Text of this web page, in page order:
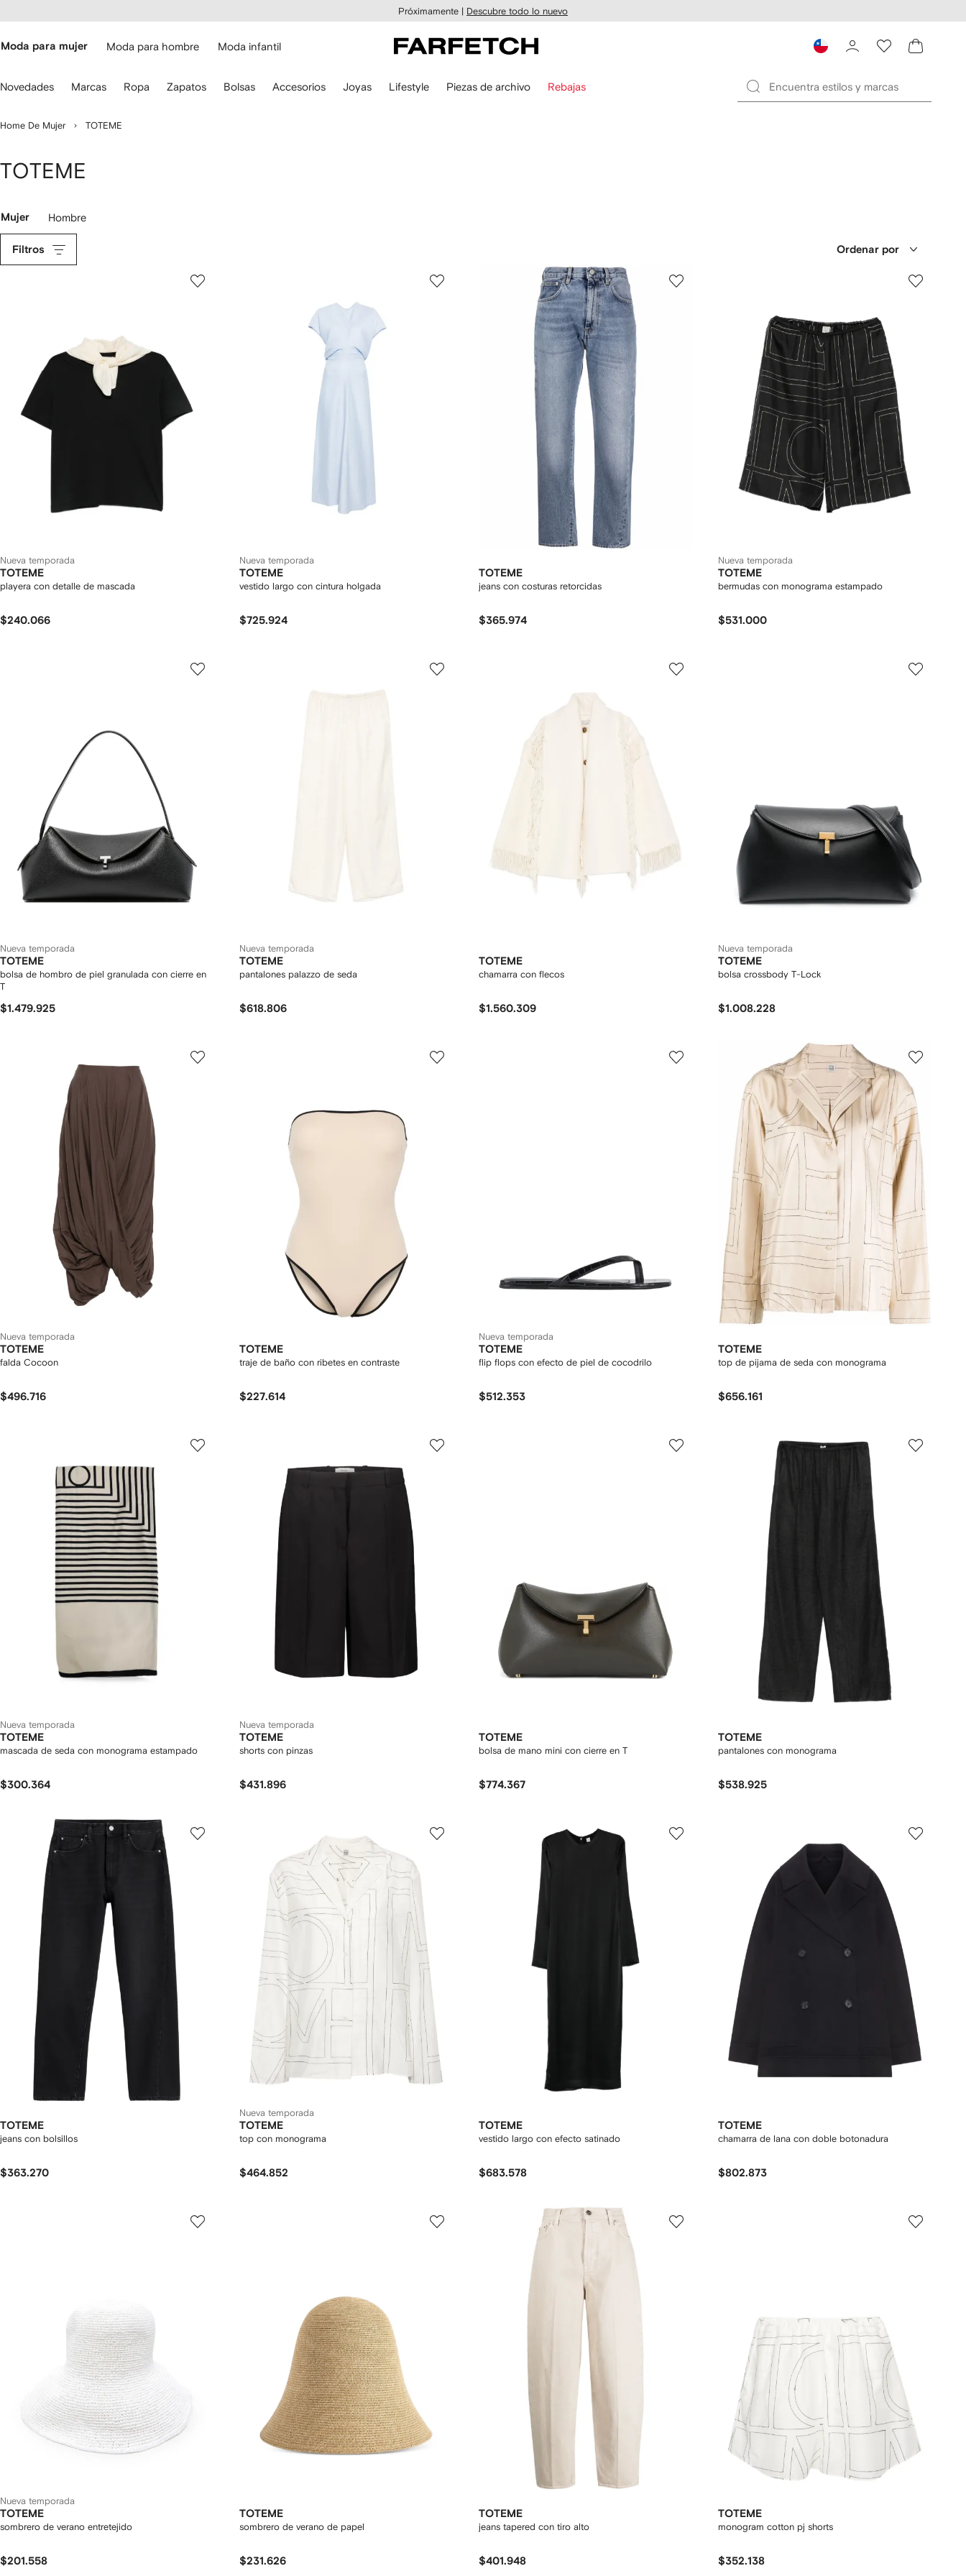
Próximamente | Descubre todo lo nuevo
Moda para mujer Moda para hombre Moda infantil
Novedades Marcas Ropa Zapatos Bolsas Accesorios Joyas Lifestyle Piezas de archivo Rebajas
Home De Mujer TOTEME
TOTEME
Mujer Hombre
Filtros Ordenar por
Nueva temporada
TOTEME
playera con detalle de mascada
$240.066
Nueva temporada
TOTEME
vestido largo con cintura holgada
$725.924
TOTEME
jeans con costuras retorcidas
$365.974
Nueva temporada
TOTEME
bermudas con monograma estampado
$531.000
Nueva temporada
TOTEME
bolsa de hombro de piel granulada con cierre en
T
$1.479.925
Nueva temporada
TOTEME
pantalones palazzo de seda
$618.806
TOTEME
chamarra con flecos
$1.560.309
Nueva temporada
TOTEME
bolsa crossbody T-Lock
$1.008.228
Nueva temporada
TOTEME
falda Cocoon
$496.716
TOTEME
traje de baño con ribetes en contraste
$227.614
Nueva temporada
TOTEME
flip flops con efecto de piel de cocodrilo
$512.353
TOTEME
top de pijama de seda con monograma
$656.161
Nueva temporada
TOTEME
mascada de seda con monograma estampado
$300.364
Nueva temporada
TOTEME
shorts con pinzas
$431.896
TOTEME
bolsa de mano mini con cierre en T
$774.367
TOTEME
pantalones con monograma
$538.925
TOTEME
jeans con bolsillos
$363.270
Nueva temporada
TOTEME
top con monograma
$464.852
TOTEME
vestido largo con efecto satinado
$683.578
TOTEME
chamarra de lana con doble botonadura
$802.873
Nueva temporada
TOTEME
sombrero de verano entretejido
$201.558
TOTEME
sombrero de verano de papel
$231.626
TOTEME
jeans tapered con tiro alto
$401.948
TOTEME
monogram cotton pj shorts
$352.138